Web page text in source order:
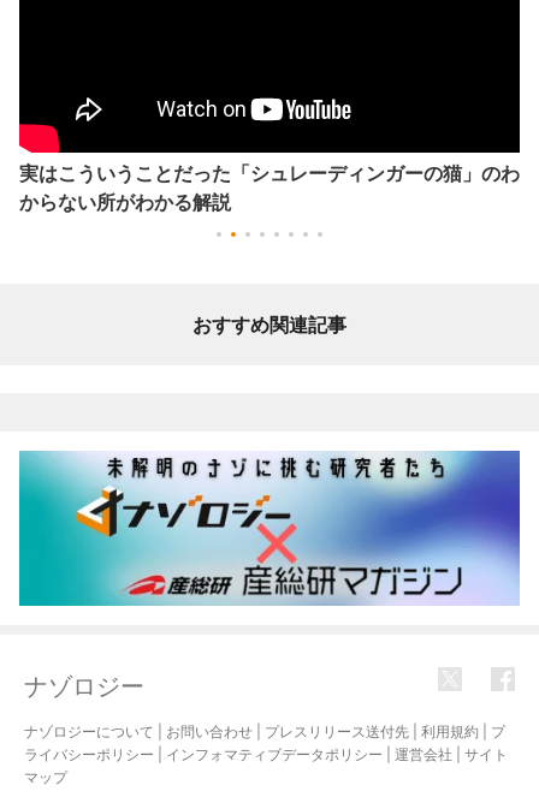
実はこういうことだった「シュレーディンガーの猫」のわ
からない所がわかる解説
おすすめ関連記事
ナゾロジー
ナゾロジーについて お問い合わせ プレスリリース送付先 利用規約
プ
ライバシーポリシー
インフォマティブデータポリシー 運営会社
サイト
マップ